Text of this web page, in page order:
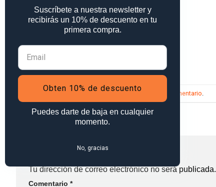
Routeinfo CAR ES
Routeinfo CAR ES
Trackbacks están cerrados, pero puedespublicar un comentario
Anterior
Deja una respuesta
Tu dirección de correo electrónico no será publicada.
Comentario *
Suscríbete a nuestra newsletter y
recibirás un 10% de descuento en tu
primera compra.
Obten 10% de descuento
Puedes darte de baja en cualquier
momento.
No, gracias